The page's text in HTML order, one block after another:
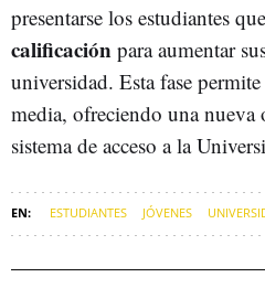
presentarse los estudiantes que
calificación para aumentar
universidad. Esta fase
media, ofreciendo una
sistema de acceso a la
ESTUDIANTES JÓVENES